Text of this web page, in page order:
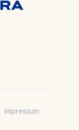
Impressum